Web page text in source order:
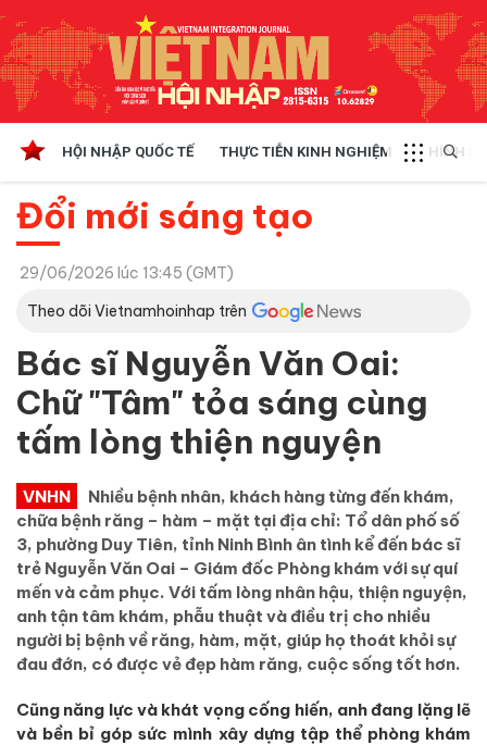
HỘI NHẬP QUỐC TẾ THỰC TIỄN KINH NGHIỆM CHÍNH
Đổi mới sáng tạo
29/06/2026 lúc 13:45 (GMT)
Theo dõi Vietnamhoinhap trên
Bác sĩ Nguyễn Văn Oai:
Chữ "Tâm" tỏa sáng cùng
tấm lòng thiện nguyện
VNHN
Nhiều bệnh nhân, khách hàng từng đến khám,
chữa bệnh răng – hàm – mặt tại địa chỉ: Tổ dân phố số
3, phường Duy Tiên, tỉnh Ninh Bình ân tình kể đến bác sĩ
trẻ Nguyễn Văn Oai – Giám đốc Phòng khám với sự quí
mến và cảm phục. Với tấm lòng nhân hậu, thiện nguyện,
anh tận tâm khám, phẫu thuật và điều trị cho nhiều
người bị bệnh về răng, hàm, mặt, giúp họ thoát khỏi sự
đau đớn, có được vẻ đẹp hàm răng, cuộc sống tốt hơn.
Cũng năng lực và khát vọng cống hiến, anh đang lặnglẽ
và bền bỉ góp sức mình xâydựngtập thể phòng khám